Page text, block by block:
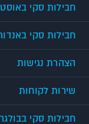
חבילות סקי
חבילות סקי
הצהרת נגישות
שירות לקוחות
חבילות סקי